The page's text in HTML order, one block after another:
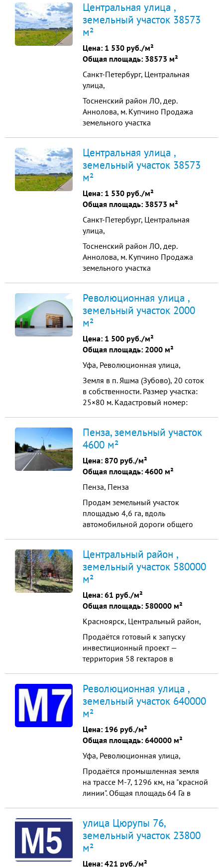
участка промышленного
назначения, общая площадь -
38573 м2. Все коммуникации по
границе участка: газ, вода, тепло,
канализация. Электричество 150
квт прямой договор Цена...
Центральная улица ,
земельный участок 38573
м²
Цена: 1 530 руб./м²
Общая площадь: 38573 м²
Санкт-Петербург, Центральная
улица,
Тосненский район ЛО, дер.
Аннолова, м. Купчино Продажа
земельного участка
участка промышленного
назначения, общая площадь -
38573 м2. Все коммуникации по
границе участка: газ, вода, тепло,
канализация. Собственность Физ.
Лица Электричество 150 ...
Центральная улица ,
земельный участок 38573
м²
Цена: 1 530 руб./м²
Общая площадь: 38573 м²
Санкт-Петербург, Центральная
улица,
Тосненский район ЛО, дер.
Аннолова, м. Купчино Продажа
земельного участка
участка промышленного
назначения, общая площадь -
38573 м2. Все коммуникации по
границе участка: газ, вода, тепло,
канализация. Собственность Физ.
Лица Электричество 150 ...
Революционная улица ,
земельный участок 2000
м²
Цена: 1 500 руб./м²
Общая площадь: 2000 м²
Уфа, Революционная улица,
Земля в п. Яшма (Зубово), 20 соток
в собственности. Размер участка:
25×80 м. Кадастровый номер:
380 В. — Интернет: Уфанет.
Особенности и планировка: —
Подъездные пути с двух сторон
(схема на последнем фото). —
Пенза, земельный участок
4600 м²
Цена: 870 руб./м²
Общая площадь: 4600 м²
Пенза, Пенза
Продам земельный участок
площадью 4,6 га, вдоль
автомобильной дороги общего
Благодатка, Кузнецкого района,
Пензенской области, участок
правильной прямоугольной формы
300 м. вдоль автодороги. Имеется
разрешение на капитальное
строительство АЗС, ...
Центральный район ,
земельный участок 580000
м²
Цена: 61 руб./м²
Общая площадь: 580000 м²
Красноярск, Центральный район,
Продаётся готовый к запуску
инвестиционный проект —
территория 58 гектаров в
гидротехническим сооружением.
Это место, где можно создать не
просто бизнес, а масштабное дело
жизни. Локация Д. Сергеевка,
Манский район 50 км от
Красноярска по федер...
Революционная улица ,
земельный участок 640000
м²
Цена: 196 руб./м²
Общая площадь: 640000 м²
Уфа, Революционная улица,
Продаётся промышленная земля
на трассе М-7, 1296 км, на "красной
линии". Общая площадь 64 Га в
для бизнес-проектов. Возможно
межевание участка на более
мелкие, но не менее 16 Га (цена 2.5
млн. за Га). Кадастровый номер:
улица Цюрупы 76,
земельный участок 23800
м²
Цена: 421 руб./м²